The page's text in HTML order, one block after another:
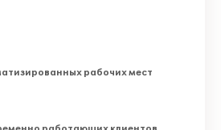
рабочих мест